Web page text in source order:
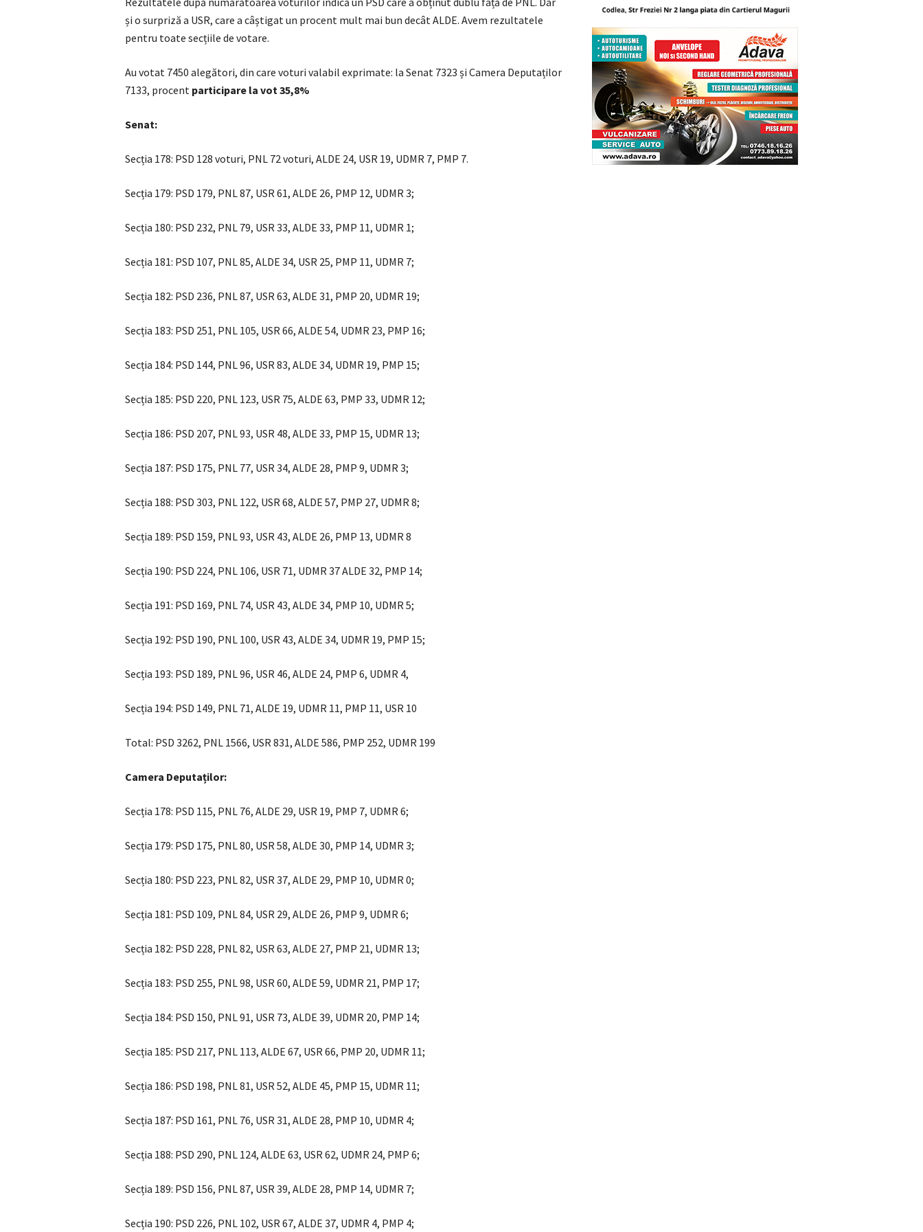
și o surpriză a USR, care a câștigat un procent mult mai bun decât ALDE. Avem rezultatele
pentru toate secțiile de votare.
Au votat 7450 alegători, din care voturi valabil exprimate: la Senat 7323 și Camera Deputaților
7133, procent participare la vot 35,8%
Senat:
Secția 178: PSD 128 voturi, PNL 72 voturi, ALDE 24, USR 19, UDMR 7, PMP 7.
Secția 179: PSD 179, PNL 87, USR 61, ALDE 26, PMP 12, UDMR 3;
Secția 180: PSD 232, PNL 79, USR 33, ALDE 33, PMP 11, UDMR 1;
Secția 181: PSD 107, PNL 85, ALDE 34, USR 25, PMP 11, UDMR 7;
Secția 182: PSD 236, PNL 87, USR 63, ALDE 31, PMP 20, UDMR 19;
Secția 183: PSD 251, PNL 105, USR 66, ALDE 54, UDMR 23, PMP 16;
Secția 184: PSD 144, PNL 96, USR 83, ALDE 34, UDMR 19, PMP 15;
Secția 185: PSD 220, PNL 123, USR 75, ALDE 63, PMP 33, UDMR 12;
Secția 186: PSD 207, PNL 93, USR 48, ALDE 33, PMP 15, UDMR 13;
Secția 187: PSD 175, PNL 77, USR 34, ALDE 28, PMP 9, UDMR 3;
Secția 188: PSD 303, PNL 122, USR 68, ALDE 57, PMP 27, UDMR 8;
Secția 189: PSD 159, PNL 93, USR 43, ALDE 26, PMP 13, UDMR 8
Secția 190: PSD 224, PNL 106, USR 71, UDMR 37 ALDE 32, PMP 14;
Secția 191: PSD 169, PNL 74, USR 43, ALDE 34, PMP 10, UDMR 5;
Secția 192: PSD 190, PNL 100, USR 43, ALDE 34, UDMR 19, PMP 15;
Secția 193: PSD 189, PNL 96, USR 46, ALDE 24, PMP 6, UDMR 4,
Secția 194: PSD 149, PNL 71, ALDE 19, UDMR 11, PMP 11, USR 10
Total: PSD 3262, PNL 1566, USR 831, ALDE 586, PMP 252, UDMR 199
Camera Deputaților:
Secția 178: PSD 115, PNL 76, ALDE 29, USR 19, PMP 7, UDMR 6;
Secția 179: PSD 175, PNL 80, USR 58, ALDE 30, PMP 14, UDMR 3;
Secția 180: PSD 223, PNL 82, USR 37, ALDE 29, PMP 10, UDMR 0;
Secția 181: PSD 109, PNL 84, USR 29, ALDE 26, PMP 9, UDMR 6;
Secția 182: PSD 228, PNL 82, USR 63, ALDE 27, PMP 21, UDMR 13;
Secția 183: PSD 255, PNL 98, USR 60, ALDE 59, UDMR 21, PMP 17;
Secția 184: PSD 150, PNL 91, USR 73, ALDE 39, UDMR 20, PMP 14;
Secția 185: PSD 217, PNL 113, ALDE 67, USR 66, PMP 20, UDMR 11;
Secția 186: PSD 198, PNL 81, USR 52, ALDE 45, PMP 15, UDMR 11;
Secția 187: PSD 161, PNL 76, USR 31, ALDE 28, PMP 10, UDMR 4;
Secția 188: PSD 290, PNL 124, ALDE 63, USR 62, UDMR 24, PMP 6;
Secția 189: PSD 156, PNL 87, USR 39, ALDE 28, PMP 14, UDMR 7;
Secția 190: PSD 226, PNL 102, USR 67, ALDE 37, UDMR 4, PMP 4;